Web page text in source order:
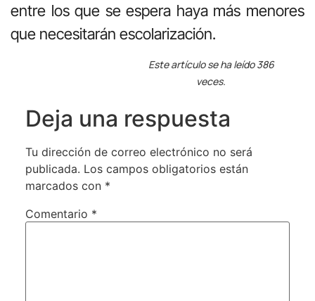
entre los que se espera haya más menores
que necesitarán escolarización.
Este artículo se ha leído 386
veces.
Deja una respuesta
Tu dirección de correo electrónico no será
publicada. Los campos obligatorios están
marcados con *
Comentario *